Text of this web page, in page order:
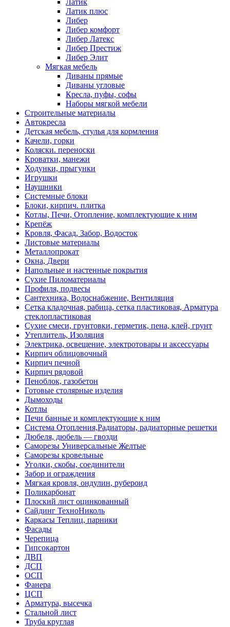
Латик плюс
Либер
Либер комфорт
Либер Латекс
Либер Престиж
Либер Элит
Мягкая мебель
Диваны прямые
Диваны угловые
Кресла, пуфы, софы
Наборы мягкой мебели
Строительные материалы
Автокресла
Детская мебель, стулья для кормления
Качели, горки
Коляски. переноски
Кроватки, манежи
Ходунки, прыгунки
Игрушки
Наушники
Системные блоки
Блоки, кирпич. плитка
Котлы, Печи, Отопление, комплектующие к ним
Крепёж
Кровля, Фасад, Забор, Водосток
Листовые материалы
Металлопрокат
Окна, Двери
Напольные и настенные покрытия
Сухие Пиломатериалы
Профиля, подвесы
Сантехника, Водоснабжение, Вентиляция
Сетка кладочная, рабица, сетка пластиковая, Арматура
стеклопластиковая
Сухие смеси, грунтовки, герметик, пена, клей, грунт
Утеплитель, Изоляция
Электрика, освещение, электротовары и аксессуары
Кирпич облицовочный
Кирпич печной
Кирпич рядовой
Пеноблок, газобетон
Готовые столярные изделия
Дымоходы
Котлы
Печи банные и комплектующие к ним
Система Отопления,Радиаторы, радиаторные решетки
Дюбеля, дюбель — гвозди
Саморезы Универсальные Желтые
Саморезы кровельные
Уголки, скобы, соединители
Забор и ограждения
Мягкая кровля, ондулин, рубероид
Поликарбонат
Плоский лист оцинкованный
Сайдинг ТехноНиколь
Каркасы Теплиц, парники
Фасады
Черепица
Гипсокартон
ДВП
ДСП
ОСП
Фанера
ЦСП
Арматура, высечка
Стальной лист
Труба круглая